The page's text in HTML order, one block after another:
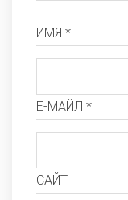
ИМЯ *
Е-МАЙЛ *
САЙТ